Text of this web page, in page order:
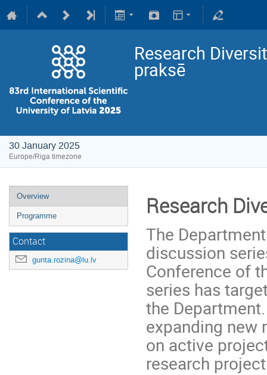
Research
praksē
30 January 2025
Europe/Riga timezone
Overview
Programme
Contact
gunta.rozina@lu.lv
Research
The
discussion
Conference of
series has
the
expanding new
on active
research